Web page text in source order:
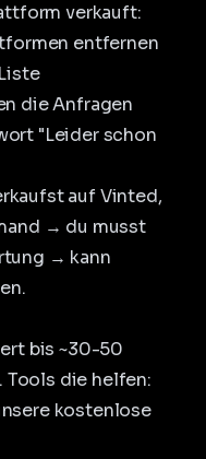
verkauft:
entfernen
die Anfragen
"Leider schon
auf Vinted,
→ du musst
→ kann
bis ~30-50
Tools die helfen:
kostenlose